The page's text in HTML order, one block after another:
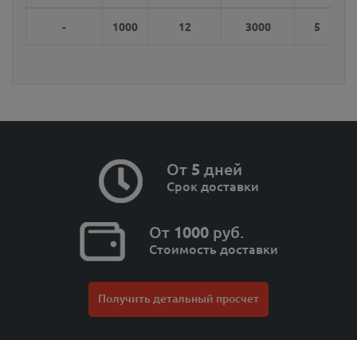
- 1000 12 3000 5
От 5 дней
Срок доставки
От 1000руб.
Стоимость доставки
Получить детальный просчет